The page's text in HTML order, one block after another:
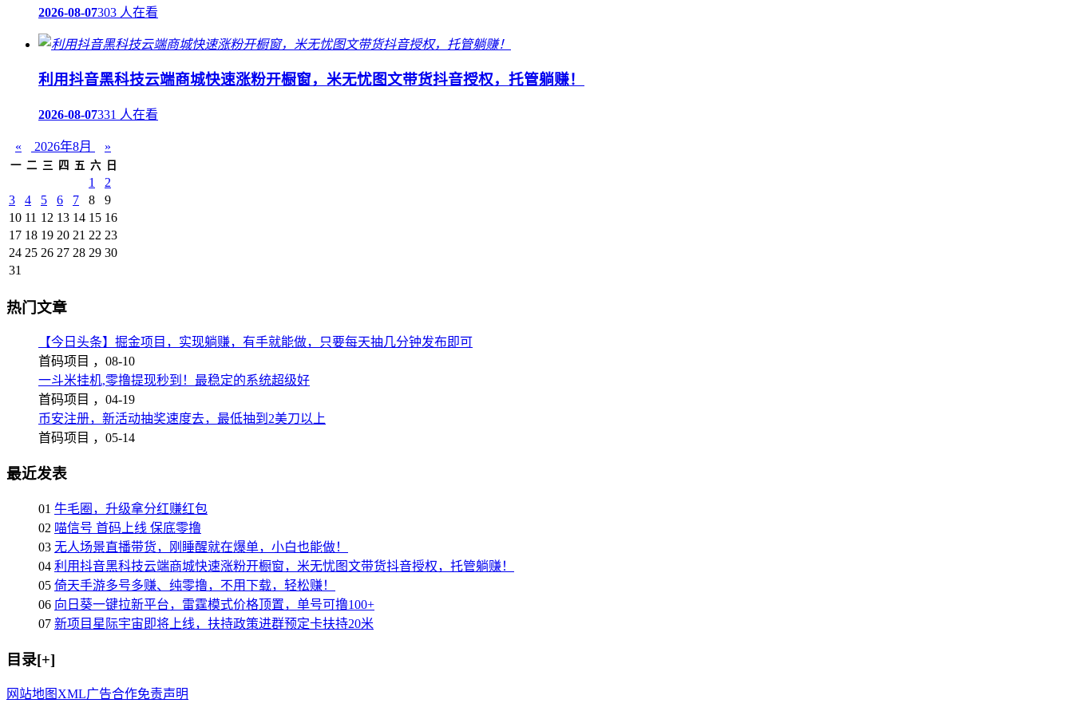
2026-08-07303 人在看
利用抖音黑科技云端商城快速涨粉开橱窗，米无忧图文带货抖音授权，托管躺赚！
2026-08-07331 人在看
« 2026年8月 »
一 二 三 四 五 六 日
1
2
3
4 5 6 7 8
9
10 11 12 13 14 15 16
17 18 19 20 21 22 23
24 25 26 27 28 29 30
31
热门文章
【今日头条】掘金项目，实现躺赚，有手就能做，只要每天抽几分钟发布即可
首码项目 ， 08-10
一斗米挂机,零撸提现秒到！最稳定的系统超级好
首码项目 ， 04-19
币安注册，新活动抽奖速度去，最低抽到2美刀以上
首码项目 ， 05-14
最近发表
01 牛毛圈，升级拿分红赚红包
02 喵信号 首码上线 保底零撸
03 无人场景直播带货，刚睡醒就在爆单，小白也能做！
04 利用抖音黑科技云端商城快速涨粉开橱窗，米无忧图文带货抖音授权，托管躺赚！
05 倚天手游多号多赚、纯零撸，不用下载，轻松赚！
06 向日葵一键拉新平台，雷霆模式价格顶置，单号可撸100+
07 新项目星际宇宙即将上线，扶持政策进群预定卡扶持20米
目录[+]
网站地图 XML广告合作免责声明